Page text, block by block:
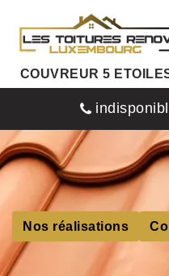
COUVREUR 5
Nos réalisations